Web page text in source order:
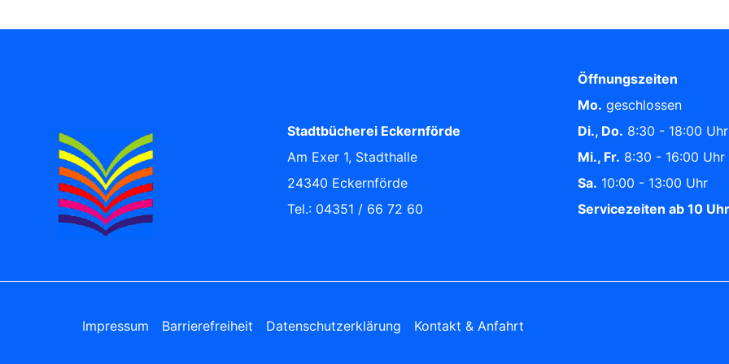
Stadtbücherei Eckernförde
Am Exer 1, Stadthalle
24340 Eckernförde
Tel.: 04351 / 66 72 60
Öffnungszeiten
Mo. geschlossen
Di., Do. 8:30 - 18:00 Uhr
Mi., Fr. 8:30 - 16:00 Uhr
Sa. 10:00 - 13:00 Uhr
Servicezeiten ab 10 Uhr
Impressum Barrierefreiheit Datenschutzerklärung Kontakt & Anfahrt